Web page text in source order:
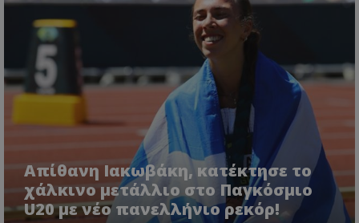
Απίθανη Ιακωβάκη, κατέκτησε το
χάλκινο μετάλλιο στο Παγκόσμιο
U20 με νέο πανελλήνιο ρεκόρ!